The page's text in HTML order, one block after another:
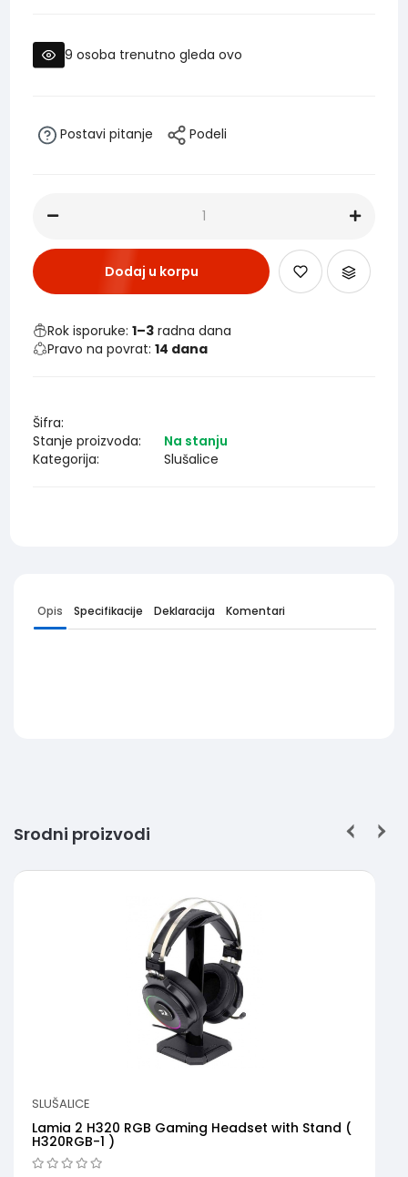
9 osoba trenutno gleda ovo
Postavi pitanje Podeli
Dodaj u korpu
Rok isporuke:1–3 radna dana
Pravo na povrat:14 dana
Šifra:
Stanje proizvoda:
Na stanju
Kategorija:
Slušalice
Opis Specifikacije Deklaracija Komentari
Srodni proizvodi
SLUŠALICE
Lamia 2 H320 RGB Gaming Headset with Stand (
H320RGB-1 )